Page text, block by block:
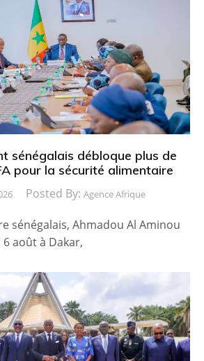
sénégalais débloque plus de
pour la sécurité alimentaire
Posted By: Agence Afrique
sénégalais, Ahmadou Al Aminou
août à Dakar,